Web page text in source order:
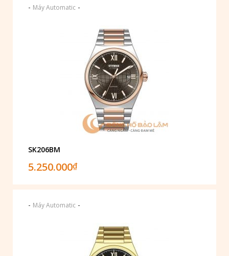
- Máy Automatic -
SK206BM
5.250.000₫
- Máy Automatic -